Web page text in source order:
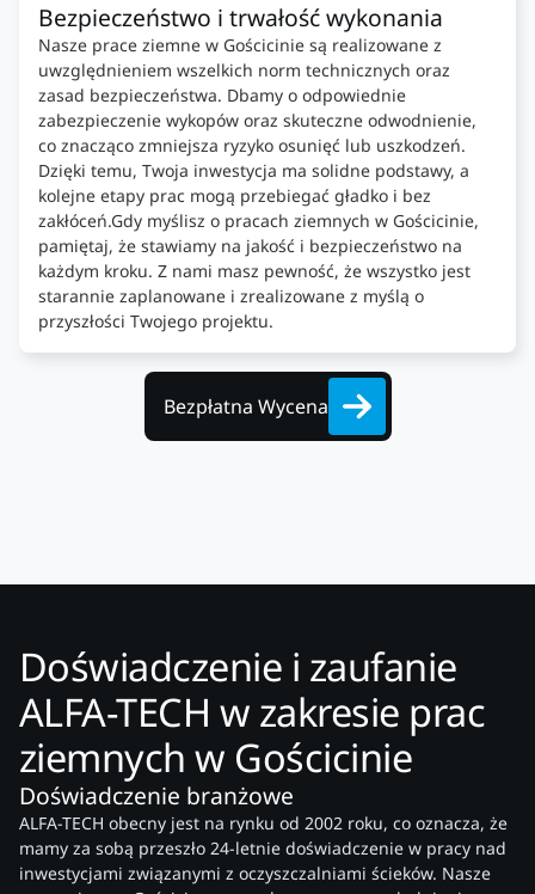
Bezpieczeństwo i trwałość wykonania
Nasze prace ziemne w Gościcinie są realizowane z
uwzględnieniem wszelkich norm technicznych oraz
zasad bezpieczeństwa. Dbamy o odpowiednie
zabezpieczenie wykopów oraz skuteczne odwodnienie,
co znacząco zmniejsza ryzyko osunięć lub uszkodzeń.
Dzięki temu, Twoja inwestycja ma solidne podstawy, a
kolejne etapy prac mogą przebiegać gładko i bez
zakłóceń.Gdy myślisz o pracach ziemnych w Gościcinie,
pamiętaj, że stawiamy na jakość i bezpieczeństwo na
każdym kroku. Z nami masz pewność, że wszystko jest
starannie zaplanowane i zrealizowane z myślą o
przyszłości Twojego projektu.
Bezpłatna Wycena
Doświadczenie i zaufanie
ALFA-TECH w zakresie prac
ziemnych w Gościcinie
Doświadczenie branżowe
ALFA-TECH obecny jest na rynku od 2002 roku, co oznacza, że
mamy za sobą przeszło 24-letnie doświadczenie w pracy nad
inwestycjami związanymi z oczyszczalniami ścieków. Nasze